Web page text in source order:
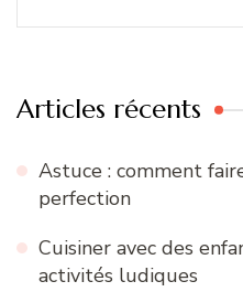
Articles récents
Astuce : comment
perfection
Cuisiner avec des
activités ludiques